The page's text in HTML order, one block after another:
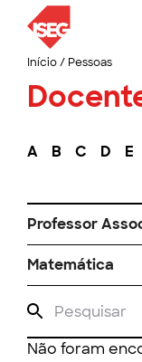
Início/ Pessoas
A B C D E
Professor
Matemática
Não foram